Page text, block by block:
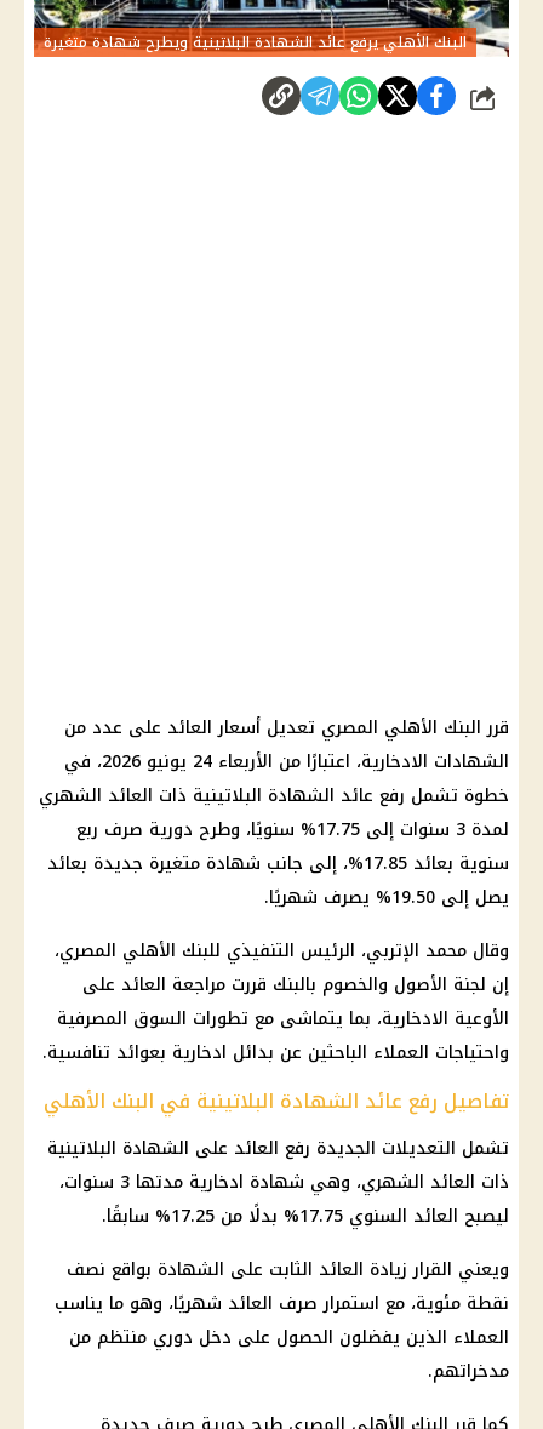
البنك الأهلي يرفع عائد الشهادة البلاتينية ويطرح شهادة متغيرة
شارك
قرر البنك الأهلي المصري تعديل أسعار العائد على عدد من
الشهادات الادخارية، اعتبارًا من الأربعاء 24 يونيو 2026، في
خطوة تشمل رفع عائد الشهادة البلاتينية ذات العائد الشهري
لمدة 3 سنوات إلى 17.75% سنويًا، وطرح دورية صرف ربع
سنوية بعائد 17.85%، إلى جانب شهادة متغيرة جديدة بعائد
يصل إلى 19.50% يصرف شهريًا.
وقال محمد الإتربي، الرئيس التنفيذي للبنك الأهلي المصري،
إن لجنة الأصول والخصوم بالبنك قررت مراجعة العائد على
الأوعية الادخارية، بما يتماشى مع تطورات السوق المصرفية
واحتياجات العملاء الباحثين عن بدائل ادخارية بعوائد تنافسية.
تفاصيل رفع عائد الشهادة البلاتينية في البنك الأهلي
تشمل التعديلات الجديدة رفع العائد على الشهادة البلاتينية
ذات العائد الشهري، وهي شهادة ادخارية مدتها 3 سنوات،
ليصبح العائد السنوي 17.75% بدلًا من 17.25% سابقًا.
ويعني القرار زيادة العائد الثابت على الشهادة بواقع نصف
نقطة مئوية، مع استمرار صرف العائد شهريًا، وهو ما يناسب
العملاء الذين يفضلون الحصول على دخل دوري منتظم من
مدخراتهم.